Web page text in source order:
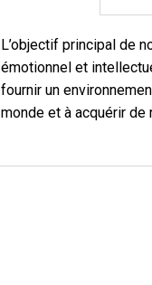
L’objectif principal de
émotionnel et
fournir un
monde et à acquérir